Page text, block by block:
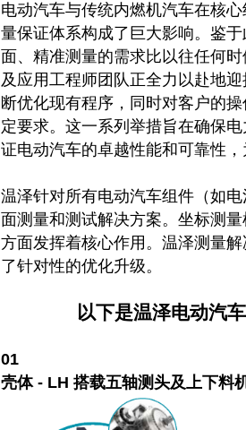
电动汽车与传统内燃机汽车在核
量保证体系构成了巨大影响。鉴
面、精准测量的需求比以往任何
及应用工程师团队正全力以赴地
断优化现有程序，同时对客户的
定要求。这一系列举措旨在确保
证电动汽车的卓越性能和可靠性
温泽针对所有电动汽车组件（如
面测量和测试解决方案。坐标测
方面发挥着核心作用。温泽测量
了针对性的优化升级。
以下是温泽电动汽
01
壳体 - LH 搭载五轴测头及上下料